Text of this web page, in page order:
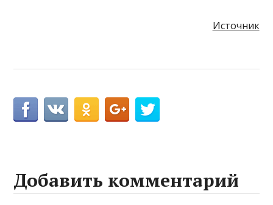
Источник
Добавить комментарий